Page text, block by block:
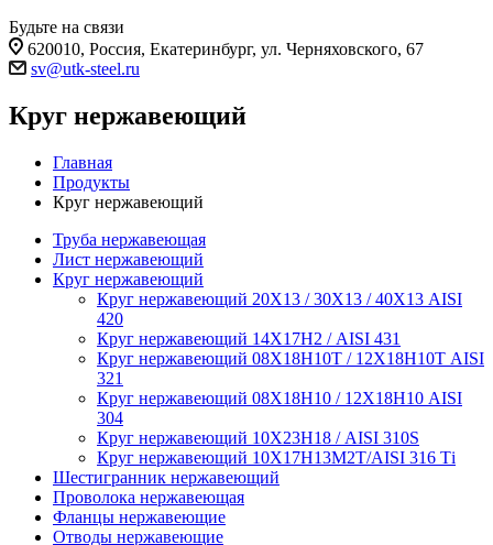
Будьте на связи
620010, Россия, Екатеринбург, ул. Черняховского, 67
sv@utk-steel.ru
Круг нержавеющий
Главная
Продукты
Круг нержавеющий
Труба нержавеющая
Лист нержавеющий
Круг нержавеющий
Круг нержавеющий 20Х13 / 30Х13 / 40Х13 AISI
420
Круг нержавеющий 14Х17Н2 / AISI 431
Круг нержавеющий 08Х18Н10Т / 12Х18Н10Т AISI
321
Круг нержавеющий 08Х18Н10 / 12Х18Н10 AISI
304
Круг нержавеющий 10Х23Н18 / AISI 310S
Круг нержавеющий 10Х17Н13М2Т/AISI 316 Тi
Шестигранник нержавеющий
Проволока нержавеющая
Фланцы нержавеющие
Отводы нержавеющие